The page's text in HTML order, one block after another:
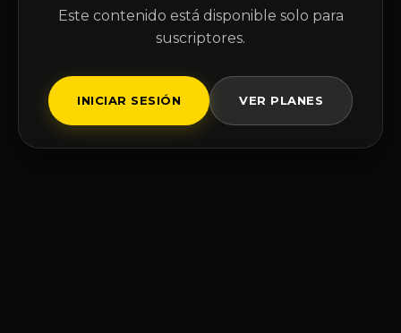
Este contenido está disponible solo para
suscriptores.
INICIAR SESIÓN VER PLANES